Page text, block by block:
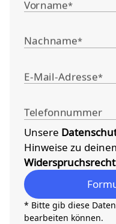
Vorname*
Nachname*
E-Mail-Adresse*
Telefonnummer
Unsere
Hinweise zu
Widerspruchsrecht
* Bitte gib diese
bearbeiten können.